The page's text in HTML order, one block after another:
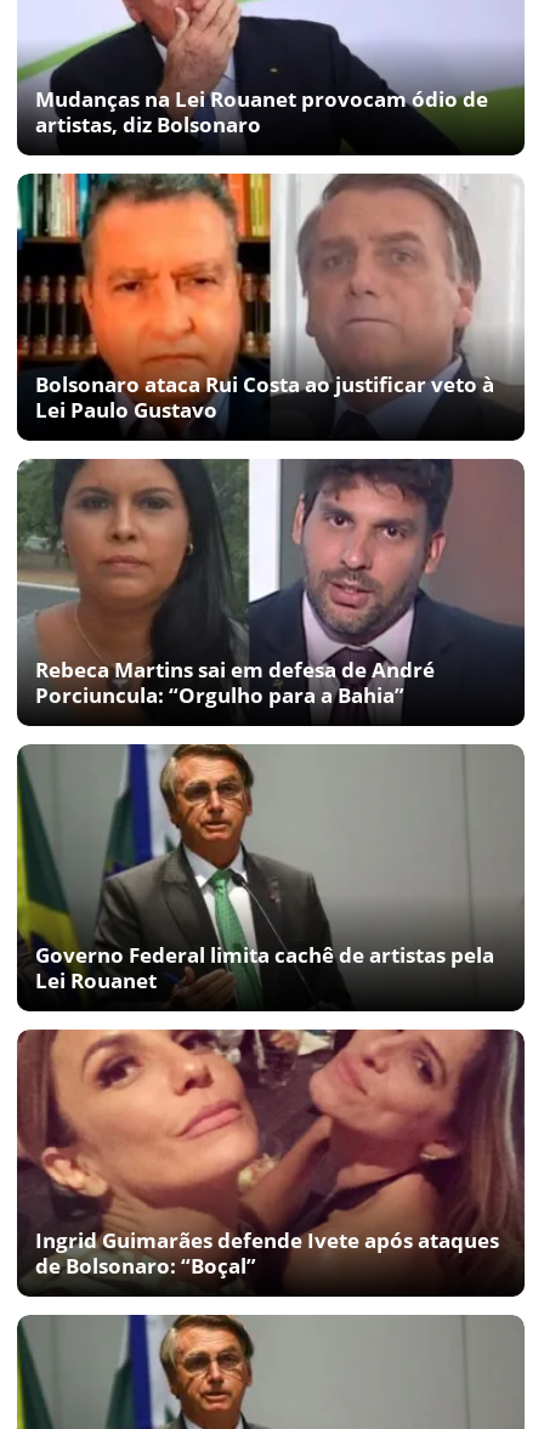
Mudanças na Lei Rouanet provocam ódio de
artistas, diz Bolsonaro
Bolsonaro ataca Rui Costa ao justificar veto à
Lei Paulo Gustavo
Rebeca Martins sai em defesa de André
Porciuncula: “Orgulho para a Bahia”
Governo Federal limita cachê de artistas pela
Lei Rouanet
Ingrid Guimarães defende Ivete após ataques
de Bolsonaro: “Boçal”